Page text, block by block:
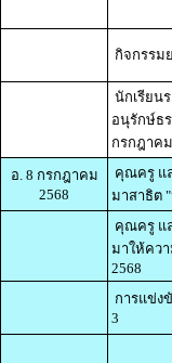
กิจกรรม
นักเรียน
อนุรักษ์ธ
กรกฎาค
อ. 8 กรกฎาคม
2568
คุณครู แ
มาสาธิต
คุณครู แ
มาให้ควา
2568
การแข่ง
3